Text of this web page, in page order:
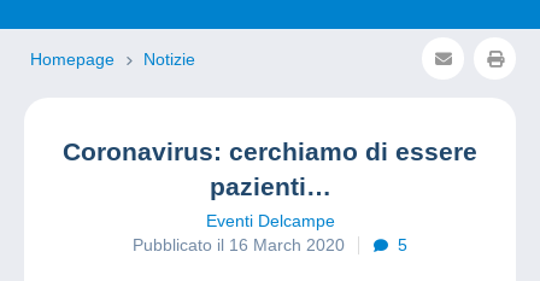
Homepage Notizie
Coronavirus: cerchiamo di essere
pazienti…
Eventi Delcampe
Pubblicato il 16 March 2020
5